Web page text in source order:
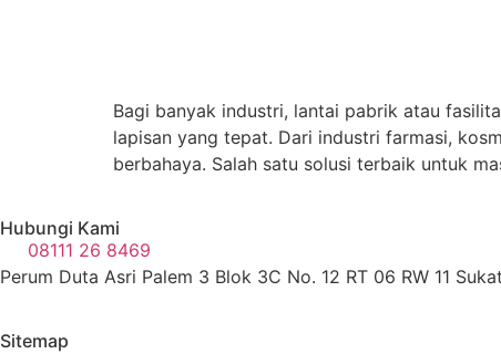
Bagi banyak industri, lantai pabrik atau
lapisan yang tepat. Dari industri farmasi,
berbahaya. Salah satu solusi terbaik untuk
Hubungi Kami
08111 26 8469
Perum Duta Asri Palem 3 Blok 3C No. 12 RT 06 RW 11
Sitemap